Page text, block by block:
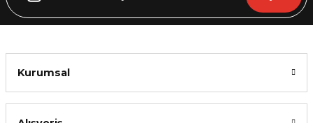
Kurumsal